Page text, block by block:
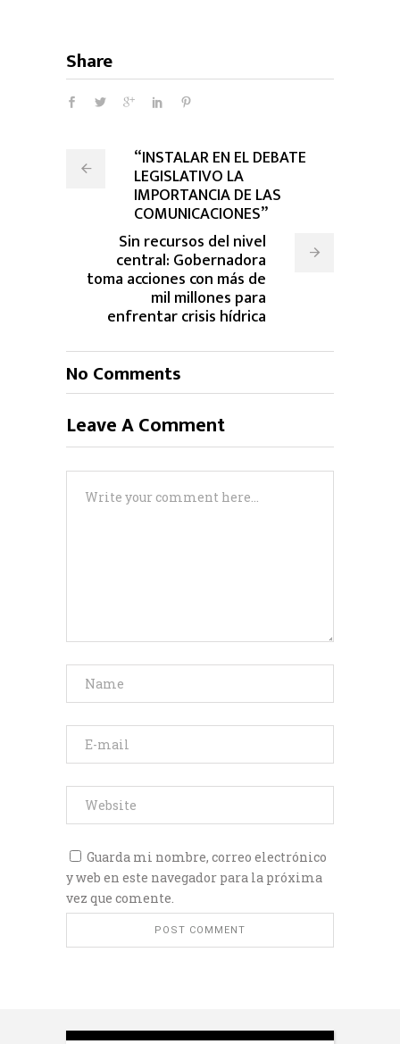
Share
“INSTALAR EN EL DEBATE
LEGISLATIVO LA
IMPORTANCIA DE LAS
COMUNICACIONES”
Sin recursos del nivel
central: Gobernadora
toma acciones con más de
mil millones para
enfrentar crisis hídrica
No Comments
Leave A Comment
Guarda mi nombre, correo electrónico
y web en este navegador para la próxima
vez que comente.